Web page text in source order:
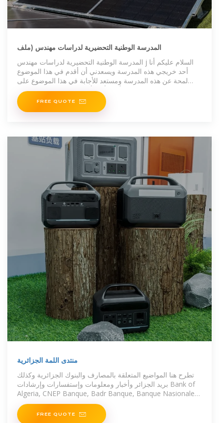
المدرسة الوطنية التحضيرية لدراسات مهندس (ملف
المدرسة الوطنية التحضيرية لدراسات مهندس j السلام عليكم أنا
أحد خريجي هذه المدرسة ويسعدني أن أقدم في هذا الموضوع
لمحة عن هذه المدرسة ومستعد للأجابة في هذا الموضوع على
كافة تساؤلاتكم وأرجو أيضا أن لا تبخلو بمساهماتكم في
FREE QUOTE
منتدى اللمة الجزائرية
تطرح هنا المواضيع المتعلقة بالمصارف والبنوك الجزائرية وكذلك
بريد الجزائر وأخبار ومعلومات وإستفسارات وإرشادات Bank of
Algeria, CNEP Banque, Badr Banque, Banque Nasionale
d''Algerie, Banque
FREE QUOTE